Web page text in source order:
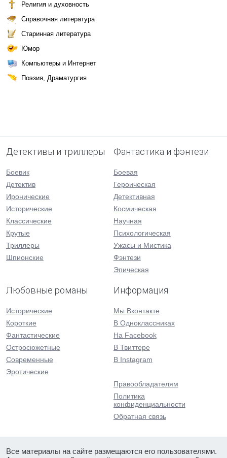
Религия и духовность
Справочная литература
Старинная литература
Юмор
Компьютеры и Интернет
Поэзия, Драматургия
Детективы и триллеры
Боевик
Детектив
Иронические
Исторические
Классические
Крутые
Триллеры
Шпионские
Фантастика и фэнтези
Боевая
Героическая
Детективная
Космическая
Научная
Психологическая
Ужасы и Мистика
Фэнтези
Эпическая
Любовные романы
Исторические
Короткие
Фантастические
Остросюжетные
Современные
Эротические
Информация
Мы Вконтакте
В Одноклассниках
На Facebook
В Твиттере
В Instagram
Правообладателям
Политика
конфиденциальности
Обратная связь
Все материалы на сайте размещаются его пользователями.